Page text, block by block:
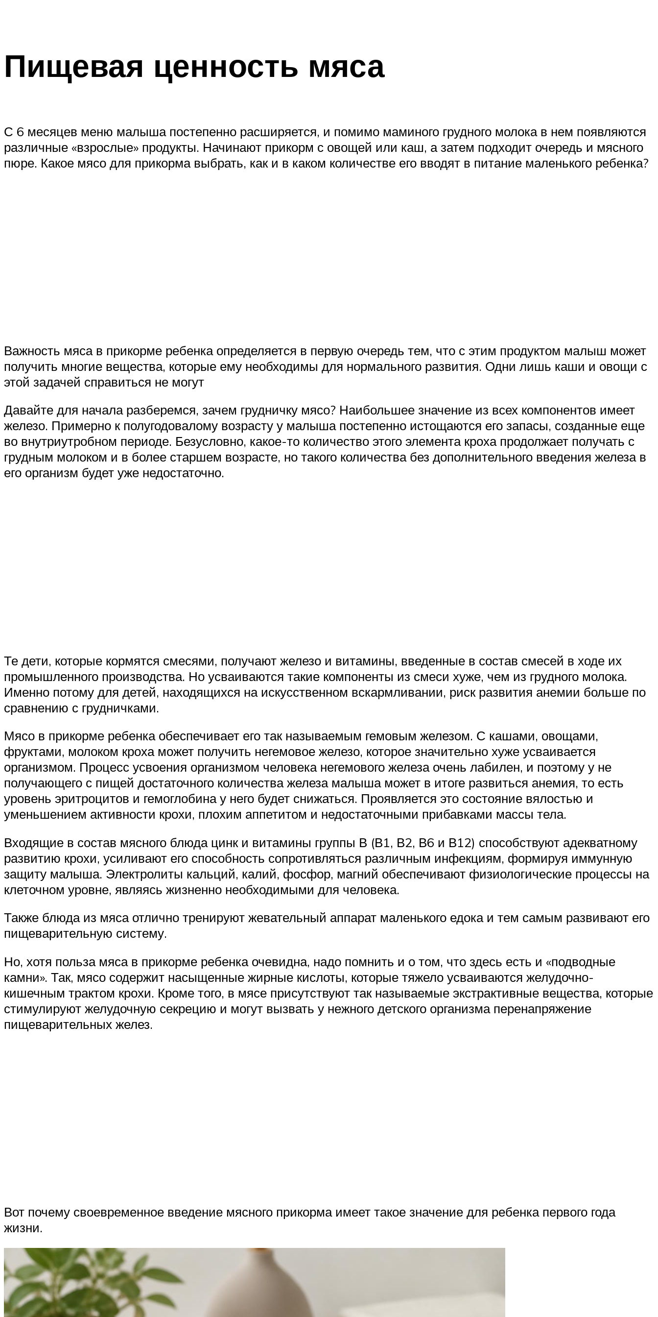
Пищевая ценность мяса
С 6 месяцев меню малыша постепенно расширяется, и помимо маминого грудного молока в нем появляются
различные «взрослые» продукты. Начинают прикорм с овощей или каш, а затем подходит очередь и мясного
пюре. Какое мясо для прикорма выбрать, как и в каком количестве его вводят в питание маленького ребенка?
Важность мяса в прикорме ребенка определяется в первую очередь тем, что с этим продуктом малыш может
получить многие вещества, которые ему необходимы для нормального развития. Одни лишь каши и овощи с
этой задачей справиться не могут
Давайте для начала разберемся, зачем грудничку мясо? Наибольшее значение из всех компонентов имеет
железо. Примерно к полугодовалому возрасту у малыша постепенно истощаются его запасы, созданные еще
во внутриутробном периоде. Безусловно, какое-то количество этого элемента кроха продолжает получать с
грудным молоком и в более старшем возрасте, но такого количества без дополнительного введения железа в
его организм будет уже недостаточно.
Те дети, которые кормятся смесями, получают железо и витамины, введенные в состав смесей в ходе их
промышленного производства. Но усваиваются такие компоненты из смеси хуже, чем из грудного молока.
Именно потому для детей, находящихся на искусственном вскармливании, риск развития анемии больше по
сравнению с грудничками.
Мясо в прикорме ребенка обеспечивает его так называемым гемовым железом. С кашами, овощами,
фруктами, молоком кроха может получить негемовое железо, которое значительно хуже усваивается
организмом. Процесс усвоения организмом человека негемового железа очень лабилен, и поэтому у не
получающего с пищей достаточного количества железа малыша может в итоге развиться анемия, то есть
уровень эритроцитов и гемоглобина у него будет снижаться. Проявляется это состояние вялостью и
уменьшением активности крохи, плохим аппетитом и недостаточными прибавками массы тела.
Входящие в состав мясного блюда цинк и витамины группы В (В1, В2, В6 и В12) способствуют адекватному
развитию крохи, усиливают его способность сопротивляться различным инфекциям, формируя иммунную
защиту малыша. Электролиты кальций, калий, фосфор, магний обеспечивают физиологические процессы на
клеточном уровне, являясь жизненно необходимыми для человека.
Также блюда из мяса отлично тренируют жевательный аппарат маленького едока и тем самым развивают его
пищеварительную систему.
Но, хотя польза мяса в прикорме ребенка очевидна, надо помнить и о том, что здесь есть и «подводные
камни». Так, мясо содержит насыщенные жирные кислоты, которые тяжело усваиваются желудочно-
кишечным трактом крохи. Кроме того, в мясе присутствуют так называемые экстрактивные вещества, которые
стимулируют желудочную секрецию и могут вызвать у нежного детского организма перенапряжение
пищеварительных желез.
Вот почему своевременное введение мясного прикорма имеет такое значение для ребенка первого года
жизни.